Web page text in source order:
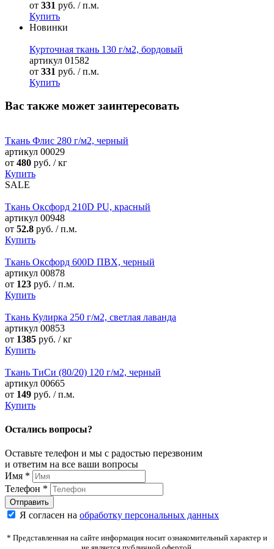
от 331 руб. / п.м.
Купить
Новинки
Курточная ткань 130 г/м2, бордовый
артикул 01582
от 331 руб. / п.м.
Купить
Вас также может заинтересовать
Ткань Флис 280 г/м2, черный
артикул 00029
от 480 руб. / кг
Купить
SALE
Ткань Оксфорд 210D PU, красный
артикул 00948
от 52.8 руб. / п.м.
Купить
Ткань Оксфорд 600D ПВХ, черный
артикул 00878
от 123 руб. / п.м.
Купить
Ткань Кулирка 250 г/м2, светлая лаванда
артикул 00853
от 1385 руб. / кг
Купить
Ткань ТиСи (80/20) 120 г/м2, черный
артикул 00665
от 149 руб. / п.м.
Купить
Остались вопросы?
Оставьте телефон и мы с радостью перезвоним
и ответим на все ваши вопросы
Имя *
Телефон *
Я согласен на обработку персональных данных
* Представленная на сайте информация носит ознакомительный характер и